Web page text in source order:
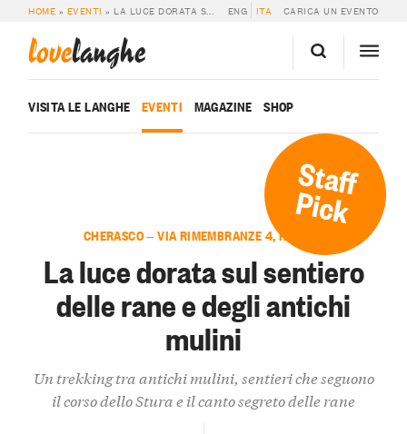
HOME » EVENTI » LA LUCE DORATA SUL SENTIERO DELLE RANE E DEGLI ANTICHI MULINI ENG ITA CARICA UN EVENTO
lovelanghe
VISITA LE LANGHE EVENTI MAGAZINE SHOP
Staff
Pick
CHERASCO — VIA RIMEMBRANZE 4, RORETO
La luce dorata sul sentiero
delle rane e degli antichi
mulini
Un trekking tra antichi mulini, sentieri che seguono
il corso dello Stura e il canto segreto delle rane